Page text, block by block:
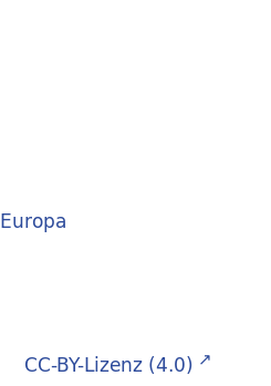
Europa
CC-BY-Lizenz (4.0)